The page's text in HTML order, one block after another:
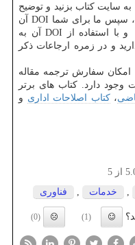
به سایت کتاب بزنید و توضیح
سپس ما برای شما DOI آن
با استفاده از DOI آن به
و در زمره ارجاعات ذکر
امکان سفارش ترجمه مقاله
دارد. کتاب های برتر
،کتاب اصلاحات اداری و
از 5
خدمات فناوری
(1)
(0)